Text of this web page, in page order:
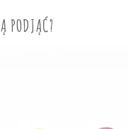
PODJĄĆ?